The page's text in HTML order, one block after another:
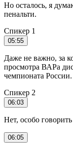
Но осталось, я
пенальти.
Спикер 1
05:55
Даже не важно, за
просмотра ВАРа
чемпионата России.
Спикер 2
06:03
Нет, особо
06:05